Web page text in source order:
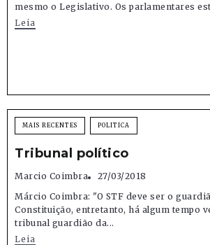
mesmo o Legislativo. Os parlamentares
Leia
MAIS RECENTES POLITICA
Tribunal político
Marcio Coimbra
27/03/2018
Márcio Coimbra: "O STF deve ser o
Constituição, entretanto, há algum tempo
tribunal guardião da...
Leia